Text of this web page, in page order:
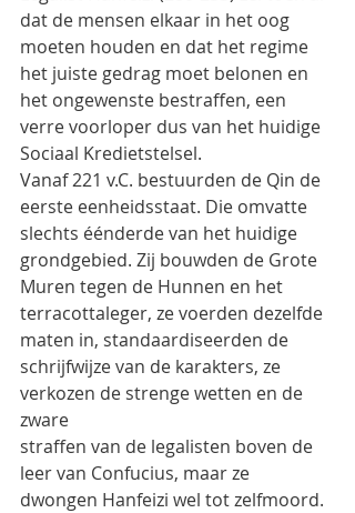
dat de mensen elkaar in het oog
moeten houden en dat het regime
het juiste gedrag moet belonen en
het ongewenste bestraffen, een
verre voorloper dus van het huidige
Sociaal Kredietstelsel.
Vanaf 221 v.C. bestuurden de Qin de
eerste eenheidsstaat. Die omvatte
slechts éénderde van het huidige
grondgebied. Zij bouwden de Grote
Muren tegen de Hunnen en het
terracottaleger, ze voerden dezelfde
maten in, standaardiseerden de
schrijfwijze van de karakters, ze
verkozen de strenge wetten en de
zware
straffen van de legalisten boven de
leer van Confucius, maar ze
dwongen Hanfeizi wel tot zelfmoord.